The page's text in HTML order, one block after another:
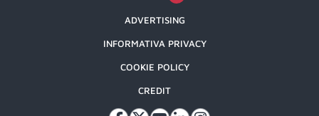
ADVERTISING
INFORMATIVA PRIVACY
COOKIE POLICY
CREDIT